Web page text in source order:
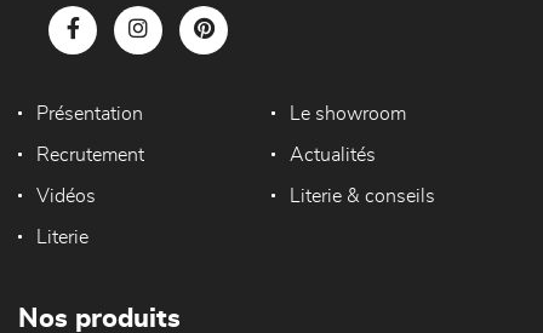
Présentation Le showroom
Recrutement Actualités
Vidéos Literie & conseils
Literie
Nos produits